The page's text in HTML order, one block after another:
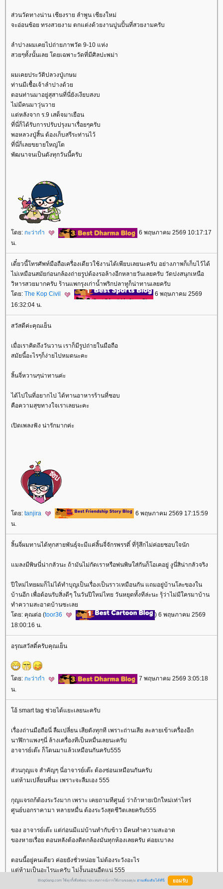
ส่วนวัดทางน่าน เชียงราย ลำพูน เชียงใหม่
จะอ่อนช้อย ทรงสวยงาม ตกแต่งด้วยงานปูนปั้นที่สวยงามครับ
ลำปางผมเคยไปถ่ายภาพวัด 9-10 แห่ง
สวยๆทั้งนั้นเลย โดยเฉพาะวัดที่มีศิลปะพม่า
ผมเคยประวัติปลวงปู่เกษม
ท่านมีเชื้อเจ้าลำปางด้ว
ตอนท่านมาอยู่สุสานที่นี่ยังเงียบสงบ
ไม่มีคนมาวุ่นวา
ต่หลังจาก ร.9 เสด็จมาเยือน
ที่นี่ก็ได้รับการปรับปรุงมาเรื่อยๆครับ
พอหลวงปู่สิ้น ต้องเก็บสรีระท่านไว้
ที่นี่ก็เลยขยายใหญ่โต
พัฒนาจนเป็นดังทุกวันนี้ครับ
ดย: กะว่าก๋า
6 พฤษภาคม 2569 10:17:17
น.
เดี๋ยวนี้โทรศัพท์มือถือเครื่องเดียวใช้งานได้เพียบเลยนะครับ อย่างภาพก็เก็บไว้ได้
ไม่เหมือนสมัยก่อนกล้องถ่ายรูปต้องรอล้างอีกหลายวันเลยครับ วัดปงสนุกเหนือ
วิหารสวยมากครับ ร้านแพกรุงเก่าน้ำพริกปลาทูก็น่าทานเลยครับ
ดย: The Kop Civil
6 พฤษภาคม 2569
16:32:04 น.
สวัสดีค่ะคุณเย็น
เมื่อเราคิดถึงวันวาน เราก็มีรูปถ่ายในมือถือ
สมัยนี้อะไรๆก็ง่ายไปหมดนะคะ
ลิ้นจี่หวานๆน่าทานค่ะ
ได้ไปในที่อยากไป ได้ทานอาหารร้านที่ชอบ
คือความสุขทางใจเราเลยนะคะ
เปิดเพลงฟัง น่ารักมากค่ะ
ดย: tanjira
6 พฤษภาคม 2569 17:15:59
น.
ลิ้นจี่ผมทานได้ทุกสายพันธุ์จะมีแค่ลิ้นจี่จักรพรรดิ์ ที่รุ้สึกไม่ค่อยชอบใจนัก
มลงมีพิษนี่น่ากลัวนะ ถ้ามันไม่กัดเราหรือพ่นพิษใส่กันก็โอเคอยู่ งูนี่สิน่ากลัวจริง
ปีใหม่ไทยผมก็ไม่ได้ทำบุญเป็นเรื่องเป็นราวเหมือนกัน แถมอยู่บ้านโละของใน
บ้านอีก เพื่อต้อนรับสิ่งดีๆ ในวันปีใหม่ไทย วันหยุดทั้งทีล่ะนะ รุ้ว่าไม่มีใครมาบ้าน
ทำความสะอาดบ้านซะเล
ดย: คุณต่อ (toor36
) 6 พฤษภาคม 2569
18:00:16 น.
อรุณสวัสดิ์ครับคุณเย็น
ดย: กะว่าก๋า
7 พฤษภาคม 2569 3:05:18
น.
อ้ smart tag ช่วยได้แยะเลยนะครับ
เรื่องถ่านมือถือนี่ ลืมเปลี่ยน เสียตังทุกที เพราะถ่านเสีย ละลายเข้าเครื่องอีก
นาฬิกาแพงๆนี่ ล้างเครื่องทีเป็นหมื่นเลยนะครับ
อาจารย์เต๊ะ ก็โดนมาแล้วเหมือนกันครับ555
ส่วนกุญแจ สำคัญๆ นี่อาจารย์เต๊ะ ต้องซ่อนเหมือนกันครับ
ต่ห้ามเปลี่ยนที่นะ เพราะจะลืมเอง 555
กุญแจรถก้ต้องระวังมาก เพราะ เคยถามทีศูนย์ ว่าถ้าหายเบิกใหม่เท่าไหร่
ศูนย์บอกราคามา หลายหมื่น ต้องระวังสุดชีวิตเลยครับ555
ของ อาจารย์เต๊ะ แต่ก่อนมีแม่บ้านทำกับข้าว มีคนทำความสะอาด
ของหายเรื่อย ตอนหลังต้องติดกล้องมันทุกห้องเลยครับ ค่อยเบาลง
ตอนนี้อยู่คนเดียว ค่อยยังชั่วหน่อย ไม่ต้องระวังอะไร
ต่ห้ามเป็นอะไรนะครับ ไม่งั้นนอนอืดแน่ 555
BlogGang.com ใช้คุกกี้เพื่อพัฒนาประสบการณ์การใช้งานของคุณ อ่านเพิ่มเติมได้ที่นี่